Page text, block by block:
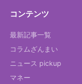
コンテンツ
最新記事一覧
コラムざんまい
ニュース pickup
マネー